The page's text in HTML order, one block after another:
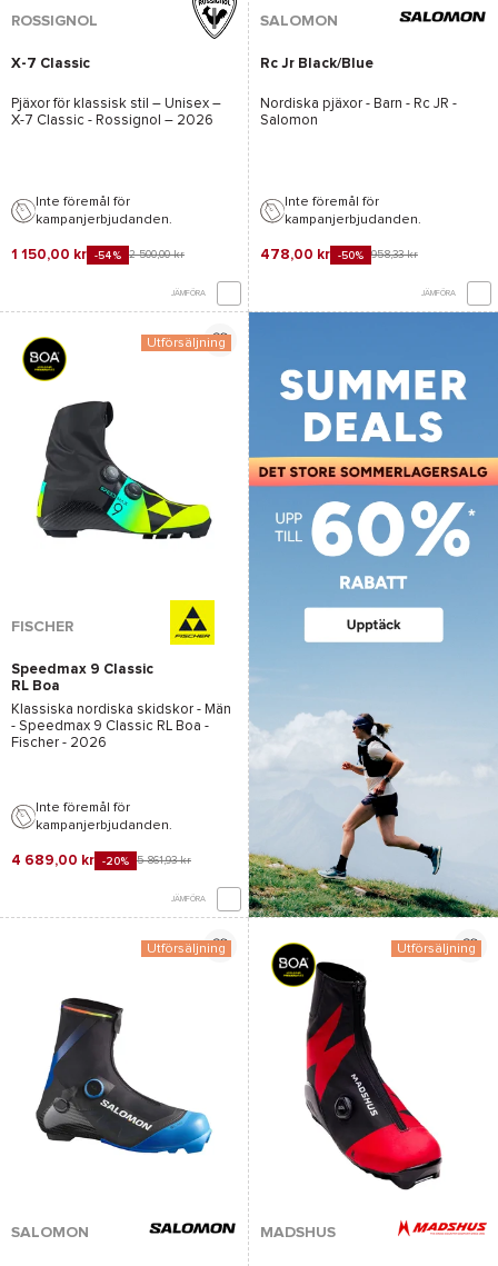
ROSSIGNOL
X-7 Classic
Pjäxor för klassisk stil – Unisex –
X-7 Classic - Rossignol – 2026
Inte föremål för
kampanjerbjudanden.
1 150,00 kr -54% 2 500,00 kr
JÄMFÖRA
SALOMON
Rc Jr Black/Blue
Nordiska pjäxor - Barn - Rc JR -
Salomon
Inte föremål för
kampanjerbjudanden.
478,00 kr -50% 958,33 kr
JÄMFÖRA
Utförsäljning
FISCHER
Speedmax 9 Classic
RL Boa
Klassiska nordiska skidskor - Män
- Speedmax 9 Classic RL Boa -
Fischer - 2026
Inte föremål för
kampanjerbjudanden.
4 689,00 kr -20% 5 861,93 kr
JÄMFÖRA
*Se villkor
Utförsäljning
SALOMON
Utförsäljning
MADSHUS